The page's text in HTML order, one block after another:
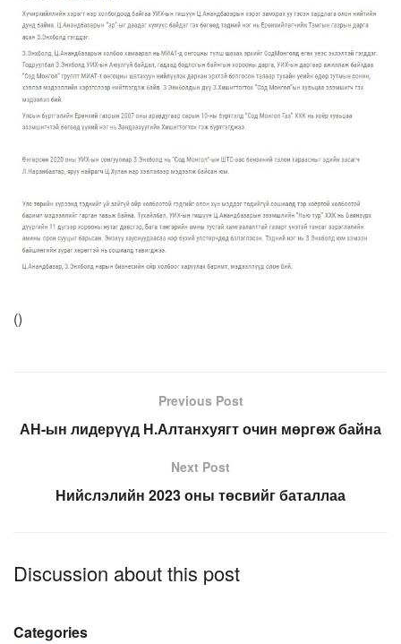
()
Previous Post
АН-ын лидерүүд Н.Алтанхуягт очин мөргөж байна
Next Post
Нийслэлийн 2023 оны төсвийг баталлаа
Discussion about this post
Categories